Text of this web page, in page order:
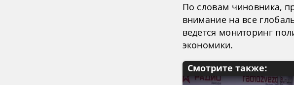
По словам чиновника,
внимание на все
ведется мониторинг
экономики.
Смотрите также: